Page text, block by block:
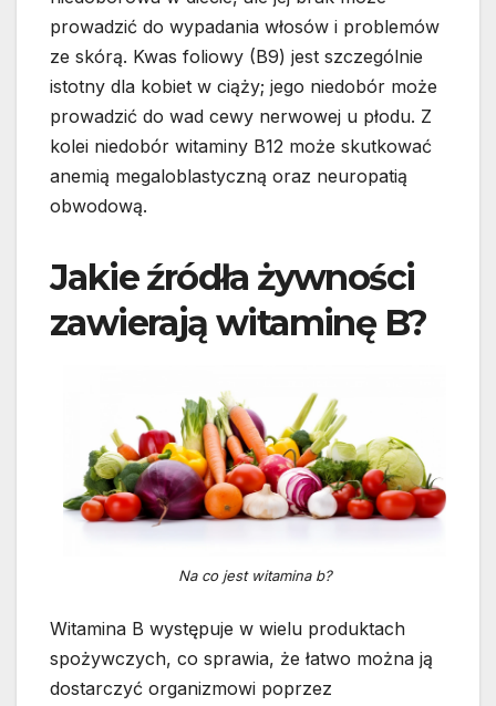
prowadzić do wypadania włosów i problemów
ze skórą. Kwas foliowy (B9) jest szczególnie
istotny dla kobiet w ciąży; jego niedobór może
prowadzić do wad cewy nerwowej u płodu. Z
kolei niedobór witaminy B12 może skutkować
anemią megaloblastyczną oraz neuropatią
obwodową.
Jakie źródła żywności
zawierają witaminę B?
Na co jest witamina b?
Witamina B występuje w wielu produktach
spożywczych, co sprawia, że łatwo można ją
dostarczyć organizmowi poprzez